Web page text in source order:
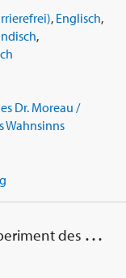
, Englisch,
,
Dr. Moreau /
Wahnsinns
des Wahnsinns